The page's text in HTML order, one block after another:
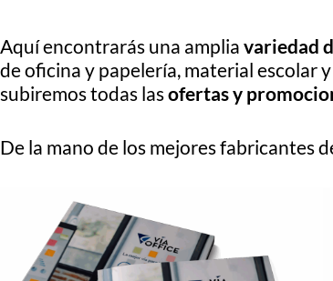
Aquí encontrarás una amplia variedad
de oficina y papelería, material escolar
subiremos todas lasofertas y
De la mano de los mejores fabricantes